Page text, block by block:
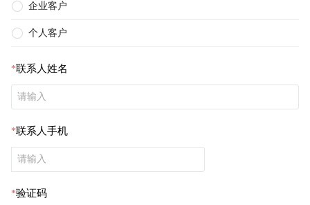
企业客户
个人客户
联系人姓名
联系人手机
验证码